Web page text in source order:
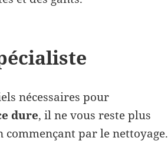
nécessaires pour
dure, il ne vous reste plus
par le nettoyage.